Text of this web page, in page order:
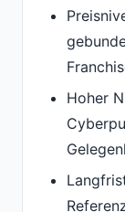
Hoher